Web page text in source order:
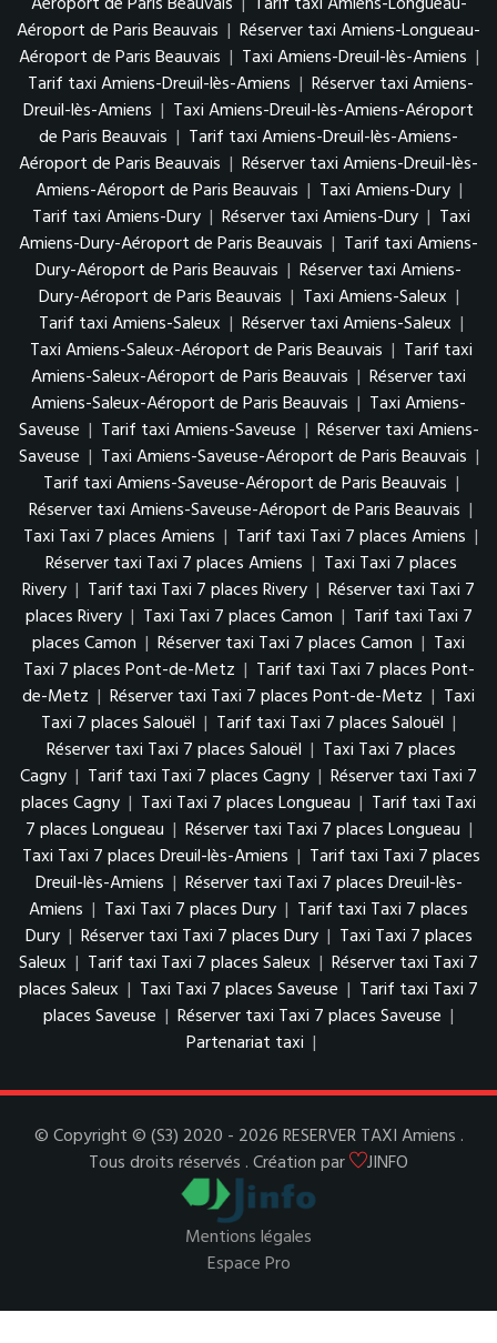
Aéroport de Paris Beauvais | Réserver taxi Amiens-Longueau-
Aéroport de Paris Beauvais | Taxi Amiens-Dreuil-lès-Amiens |
Tarif taxi Amiens-Dreuil-lès-Amiens | Réserver taxi Amiens-
Dreuil-lès-Amiens | Taxi Amiens-Dreuil-lès-Amiens-Aéroport
de Paris Beauvais | Tarif taxi Amiens-Dreuil-lès-Amiens-
Aéroport de Paris Beauvais | Réserver taxi Amiens-Dreuil-lès-
Amiens-Aéroport de Paris Beauvais | Taxi Amiens-Dury |
Tarif taxi Amiens-Dury | Réserver taxi Amiens-Dury | Taxi
Amiens-Dury-Aéroport de Paris Beauvais | Tarif taxi Amiens-
Dury-Aéroport de Paris Beauvais | Réserver taxi Amiens-
Dury-Aéroport de Paris Beauvais | Taxi Amiens-Saleux |
Tarif taxi Amiens-Saleux | Réserver taxi Amiens-Saleux |
Taxi Amiens-Saleux-Aéroport de Paris Beauvais | Tarif taxi
Amiens-Saleux-Aéroport de Paris Beauvais | Réserver taxi
Amiens-Saleux-Aéroport de Paris Beauvais | Taxi Amiens-
Saveuse | Tarif taxi Amiens-Saveuse | Réserver taxi Amiens-
Saveuse | Taxi Amiens-Saveuse-Aéroport de Paris Beauvais |
Tarif taxi Amiens-Saveuse-Aéroport de Paris Beauvais |
Réserver taxi Amiens-Saveuse-Aéroport de Paris Beauvais |
Taxi Taxi 7 places Amiens | Tarif taxi Taxi 7 places Amiens |
Réserver taxi Taxi 7 places Amiens | Taxi Taxi 7 places
Rivery | Tarif taxi Taxi 7 places Rivery | Réserver taxi Taxi 7
places Rivery | Taxi Taxi 7 places Camon | Tarif taxi Taxi 7
places Camon | Réserver taxi Taxi 7 places Camon | Taxi
Taxi 7 places Pont-de-Metz | Tarif taxi Taxi 7 places Pont-
de-Metz | Réserver taxi Taxi 7 places Pont-de-Metz | Taxi
Taxi 7 places Salouël | Tarif taxi Taxi 7 places Salouël |
Réserver taxi Taxi 7 places Salouël | Taxi Taxi 7 places
Cagny | Tarif taxi Taxi 7 places Cagny | Réserver taxi Taxi 7
places Cagny | Taxi Taxi 7 places Longueau | Tarif taxi Taxi
7 places Longueau | Réserver taxi Taxi 7 places Longueau |
Taxi Taxi 7 places Dreuil-lès-Amiens | Tarif taxi Taxi 7 places
Dreuil-lès-Amiens | Réserver taxi Taxi 7 places Dreuil-lès-
Amiens | Taxi Taxi 7 places Dury | Tarif taxi Taxi 7 places
Dury | Réserver taxi Taxi 7 places Dury | Taxi Taxi 7 places
Saleux | Tarif taxi Taxi 7 places Saleux | Réserver taxi Taxi 7
places Saleux | Taxi Taxi 7 places Saveuse | Tarif taxi Taxi 7
places Saveuse | Réserver taxi Taxi 7 places Saveuse |
Partenariat taxi |
© Copyright © (S3) 2020 - 2026 RESERVER TAXI Amiens .
Tous droits réservés . Création par
JINFO
Mentions légales
Espace Pro